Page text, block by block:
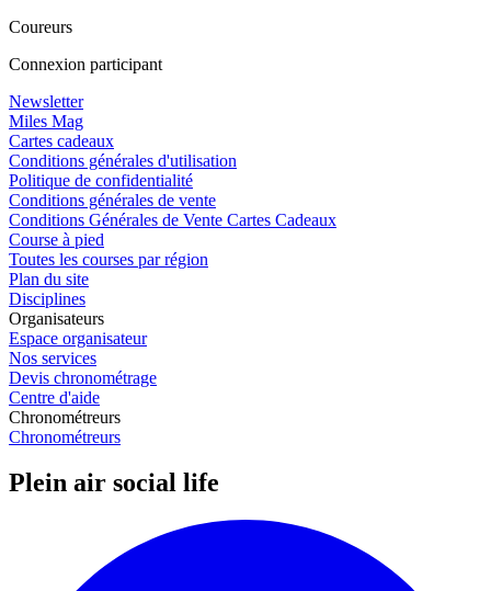
Coureurs
Connexion participant
Newsletter
Miles Mag
Cartes cadeaux
Conditions générales d'utilisation
Politique de confidentialité
Conditions générales de vente
Conditions Générales de Vente Cartes Cadeaux
Course à pied
Toutes les courses par région
Plan du site
Disciplines
Organisateurs
Espace organisateur
Nos services
Devis chronométrage
Centre d'aide
Chronométreurs
Chronométreurs
Plein air social life